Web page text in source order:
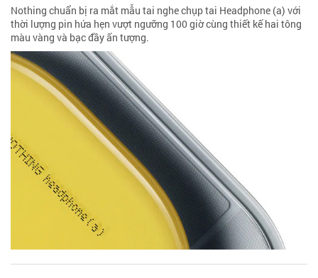
Nothing chuẩn bị ra mắt mẫu tai nghe chụp tai Headphone (a) với
thời lượng pin hứa hẹn vượt ngưỡng 100 giờ cùng thiết kế hai tông
màu vàng và bạc đầy ấn tượng.